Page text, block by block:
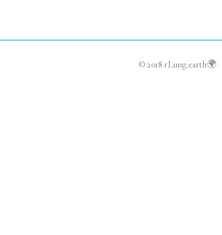
© 2018 rLung.earth🌍